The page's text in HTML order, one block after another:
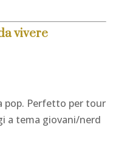
vivere
pop. Perfetto per tour
a tema giovani/nerd